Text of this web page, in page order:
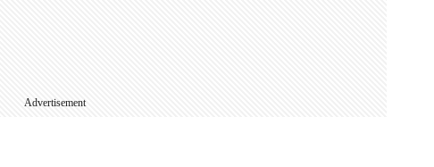
Advertisement